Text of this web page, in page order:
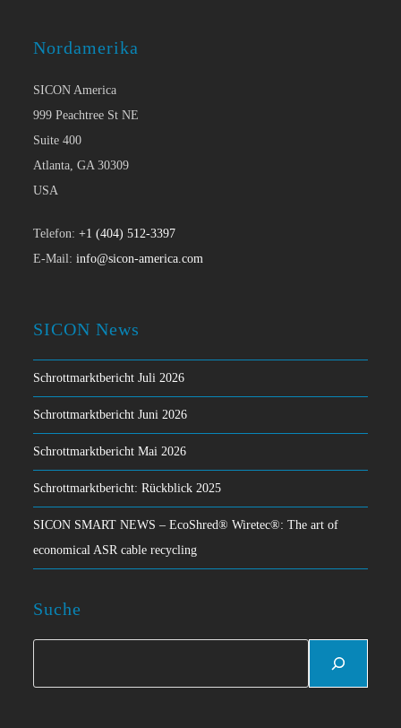
Nordamerika
SICON America
999 Peachtree St NE
Suite 400
Atlanta, GA 30309
USA
Telefon:+1 (404) 512-3397
E-Mail:info@sicon-america.com
SICON News
Schrottmarktbericht Juli 2026
Schrottmarktbericht Juni 2026
Schrottmarktbericht Mai 2026
Schrottmarktbericht: Rückblick 2025
SICON SMART NEWS – EcoShred® Wiretec®: The art of
economical ASR cable recycling
Suche